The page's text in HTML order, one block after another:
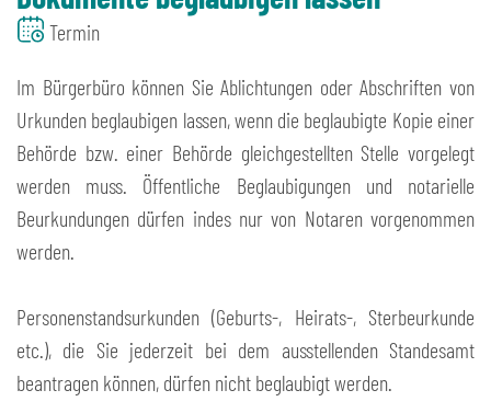
Termin
Im Bürgerbüro können Sie Ablichtungen oder Abschriften von
Urkunden beglaubigen lassen, wenn die beglaubigte Kopie einer
Behörde bzw. einer Behörde gleichgestellten Stelle vorgelegt
werden muss. Öffentliche Beglaubigungen und notarielle
Beurkundungen dürfen indes nur von Notaren vorgenommen
werden.
Personenstandsurkunden (Geburts-, Heirats-, Sterbeurkunde
etc.), die Sie jederzeit bei dem ausstellenden Standesamt
beantragen können, dürfen nicht beglaubigt werden.